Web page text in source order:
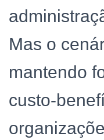
Mas o
mantendo
custo-